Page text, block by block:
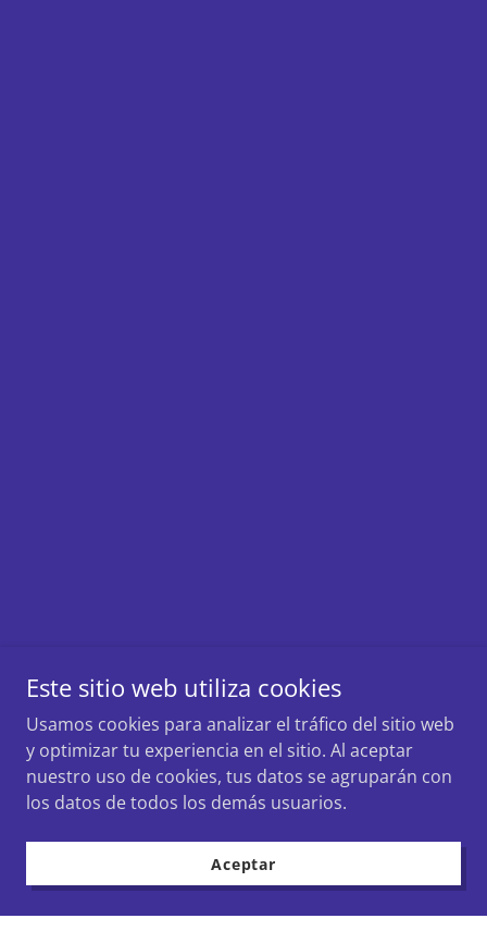
Este sitio web utiliza cookies
Usamos cookies para analizar el tráfico del sitio web
y optimizar tu experiencia en el sitio. Al aceptar
nuestro uso de cookies, tus datos se agruparán con
los datos de todos los demás usuarios.
Aceptar